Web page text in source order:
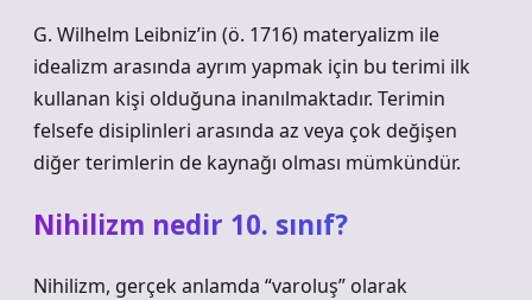
G. Wilhelm Leibniz’in (ö. 1716) materyalizm ile
idealizm arasında ayrım yapmak için bu terimi ilk
kullanan kişi olduğuna inanılmaktadır. Terimin
felsefe disiplinleri arasında az veya çok değişen
diğer terimlerin de kaynağı olması mümkündür.
Nihilizm nedir 10. sınıf?
Nihilizm, gerçek anlamda “varoluş” olarak